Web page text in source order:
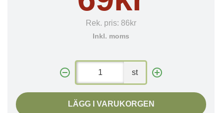
Rek. pris: 86kr
Inkl. moms
st
LÄGG I VARUKORGEN